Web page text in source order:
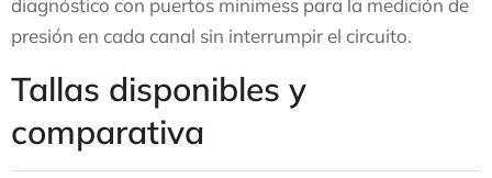
diagnóstico con puertos minimess para la medición de
presión en cada canal sin interrumpir el circuito.
Tallas disponibles y
comparativa